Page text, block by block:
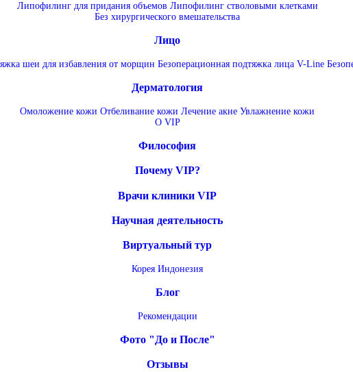
Липофилинг для придания объемов Липофилинг стволовыми клетками
Без хирургического вмешательства
Лицо
шеи для избавления от морщин Безоперационная подтяжка лица V-Line
Дерматология
Омоложение кожи Отбеливание кожи Лечение акне Увлажнение кожи
О VIP
Философия
Почему VIP?
Врачи клиники VIP
Научная деятельность
Виртуальный тур
Корея Индонезия
Блог
Рекомендации
Фото "До и После"
Отзывы